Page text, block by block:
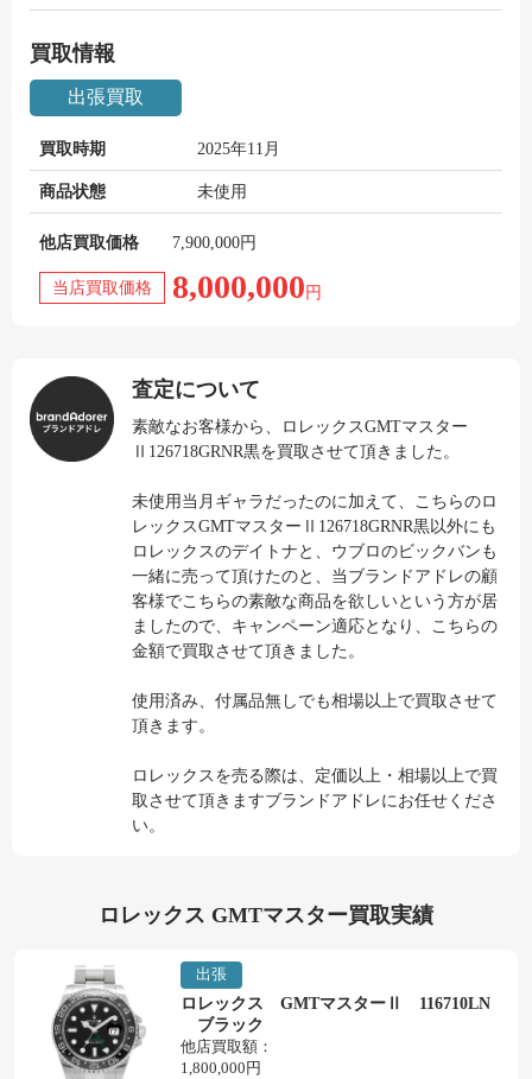
買取情報
出張買取
買取時期 2025年11月
商品状態 未使用
他店買取価格 7,900,000円
当店買取価格 8,000,000 円
査定について
素敵なお客様から、ロレックスGMTマスター
Ⅱ126718GRNR黒を買取させて頂きました。
未使用当月ギャラだったのに加えて、こちらのロ
レックスGMTマスターⅡ126718GRNR黒以外にも
ロレックスのデイトナと、ウブロのビックバンも
一緒に売って頂けたのと、当ブランドアドレの顧
客様でこちらの素敵な商品を欲しいという方が居
ましたので、キャンペーン適応となり、こちらの
金額で買取させて頂きました。
使用済み、付属品無しでも相場以上で買取させて
頂きます。
ロレックスを売る際は、定価以上・相場以上で買
取させて頂きますブランドアドレにお任せくださ
い。
ロレックス GMTマスター買取実績
出張
ロレックス GMTマスターⅡ 116710LN
ブラック
他店買取額：
1,800,000円